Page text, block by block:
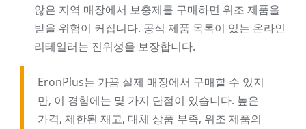
않은 지역 매장에서 보충제를 구매하면 위조 제품을
받을 위험이 커집니다. 공식 제품 목록이 있는 온라인
리테일러는 진위성을 보장합니다.
EronPlus는 가끔 실제 매장에서 구매할 수 있지
만, 이 경험에는 몇 가지 단점이 있습니다. 높은
가격, 제한된 재고, 대체 상품 부족, 위조 제품의